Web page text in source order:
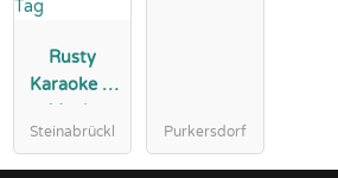
Rusty
Karaoke &
Entertainme
nt Premium
Steinabrückl Purkersdorf